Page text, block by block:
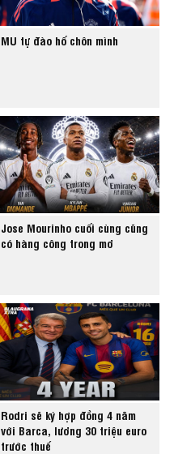
MU tự đào hố chôn mình
Jose Mourinho cuối cùng cũng
có hàng công trong mơ
Rodri sẽ ký hợp đồng 4 năm
với Barca, lương 30 triệu euro
trước thuế